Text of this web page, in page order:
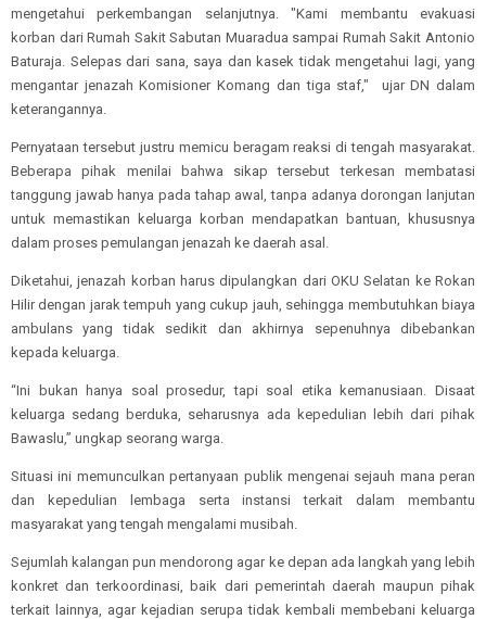
mengetahui perkembangan selanjutnya. "Kami membantu evakuasi
korban dari Rumah Sakit Sabutan Muaradua sampai Rumah Sakit Antonio
Baturaja. Selepas dari sana, saya dan kasek tidak mengetahui lagi, yang
mengantar jenazah Komisioner Komang dan tiga staf," ujar DN dalam
keterangannya.
Pernyataan tersebut justru memicu beragam reaksi di tengah masyarakat.
Beberapa pihak menilai bahwa sikap tersebut terkesan membatasi
tanggung jawab hanya pada tahap awal, tanpa adanya dorongan lanjutan
untuk memastikan keluarga korban mendapatkan bantuan, khususnya
dalam proses pemulangan jenazah ke daerah asal.
Diketahui, jenazah korban harus dipulangkan dari OKU Selatan ke Rokan
Hilir dengan jarak tempuh yang cukup jauh, sehingga membutuhkan biaya
ambulans yang tidak sedikit dan akhirnya sepenuhnya dibebankan
kepada keluarga.
“Ini bukan hanya soal prosedur, tapi soal etika kemanusiaan. Disaat
keluarga sedang berduka, seharusnya ada kepedulian lebih dari pihak
Bawaslu,” ungkap seorang warga.
Situasi ini memunculkan pertanyaan publik mengenai sejauh mana peran
dan kepedulian lembaga serta instansi terkait dalam membantu
masyarakat yang tengah mengalami musibah.
Sejumlah kalangan pun mendorong agar ke depan ada langkah yang lebih
konkret dan terkoordinasi, baik dari pemerintah daerah maupun pihak
terkait lainnya, agar kejadian serupa tidak kembali membebani keluarga